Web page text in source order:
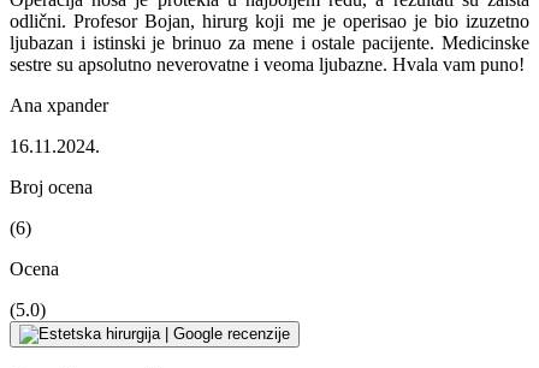
odlični. Profesor Bojan, hirurg koji me je operisao je bio izuzetno
ljubazan i istinski je brinuo za mene i ostale pacijente. Medicinske
sestre su apsolutno neverovatne i veoma ljubazne. Hvala vam puno!
Ana xpander
16.11.2024.
Broj ocena
(6)
Ocena
(5.0)